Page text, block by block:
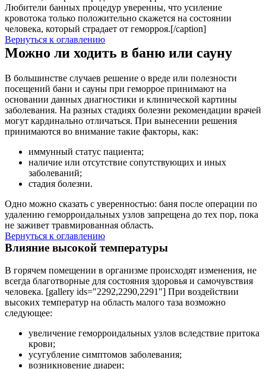
Любители банных процедур уверенны, что усиление
кровотока только положительно скажется на состоянии
человека, который страдает от геморроя.[/caption]
Вернуться к оглавлению
Можно ли ходить в баню или сауну
В большинстве случаев решение о вреде или полезности
посещений бани и сауны при геморрое принимают на
основании данных диагностики и клинической картины
заболевания. На разных стадиях болезни рекомендации врачей
могут кардинально отличаться. При вынесении решения
принимаются во внимание такие факторы, как:
иммунный статус пациента;
наличие или отсутствие сопутствующих и иных
заболеваний;
стадия болезни.
Одно можно сказать с уверенностью: баня после операции по
удалению геморроидальных узлов запрещена до тех пор, пока
не заживет травмированная область.
Вернуться к оглавлению
Влияние высокой температуры
В горячем помещении в организме происходят изменения, не
всегда благотворные для состояния здоровья и самочувствия
человека. [gallery ids="2292,2290,2291"] При воздействии
высоких температур на область малого таза возможно
следующее:
увеличение геморроидальных узлов вследствие притока
крови;
усугубление симптомов заболевания;
возникновение диареи;